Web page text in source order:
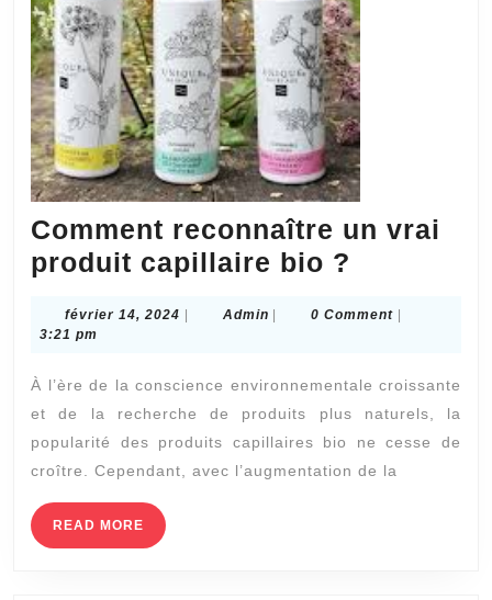
Comment reconnaître un vrai
produit capillaire bio ?
un
produit
capillaire
bio
février 14, 2024 février
| AdminAdmin
| 0 Comment |
3:21 pm
À l’ère de la conscience environnementale croissante
et de la recherche de produits plus naturels, la
popularité des produits capillaires bio ne cesse de
croître. Cependant, avec l’augmentation de la
READ MORE READ
MORE